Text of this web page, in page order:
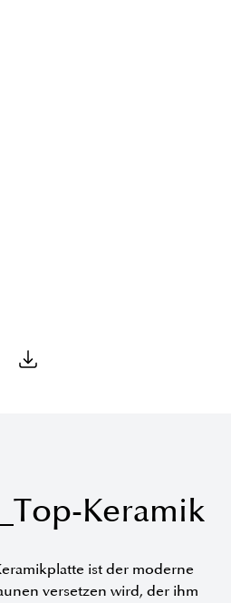
Keramik
ist der moderne
versetzen wird, der ihm